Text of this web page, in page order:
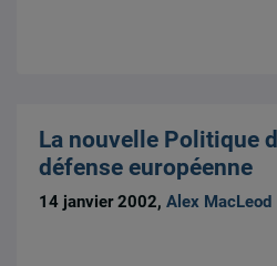
La nouvelle Politique
défense européenne
14 janvier 2002,Alex MacLeod